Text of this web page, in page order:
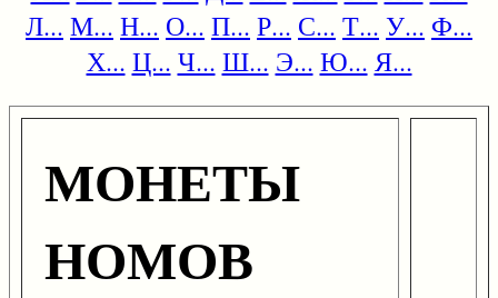
Л... М... Н... О... П... Р... С... Т... У... Ф...
Х... Ц... Ч... Ш... Э... Ю... Я...
МОНЕТЫ
НОМОВ